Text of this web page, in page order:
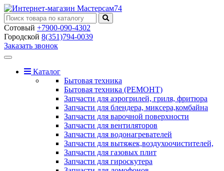
Сотовый +7900-090-4302
Городской 8(351)794-0039
Заказать звонок
Toggle
navigationКаталог
Бытовая техника
Бытовая техника (РЕМОНТ)
Запчасти для аэрогрилей, гриля, фритюра
Запчасти для блендера, миксера,комбайна
Запчасти для варочной поверхности
Запчасти для вентиляторов
Запчасти для водонагревателей
Запчасти для вытяжек,воздухоочистителей,
Запчасти для газовых плит
Запчасти для гироскутера